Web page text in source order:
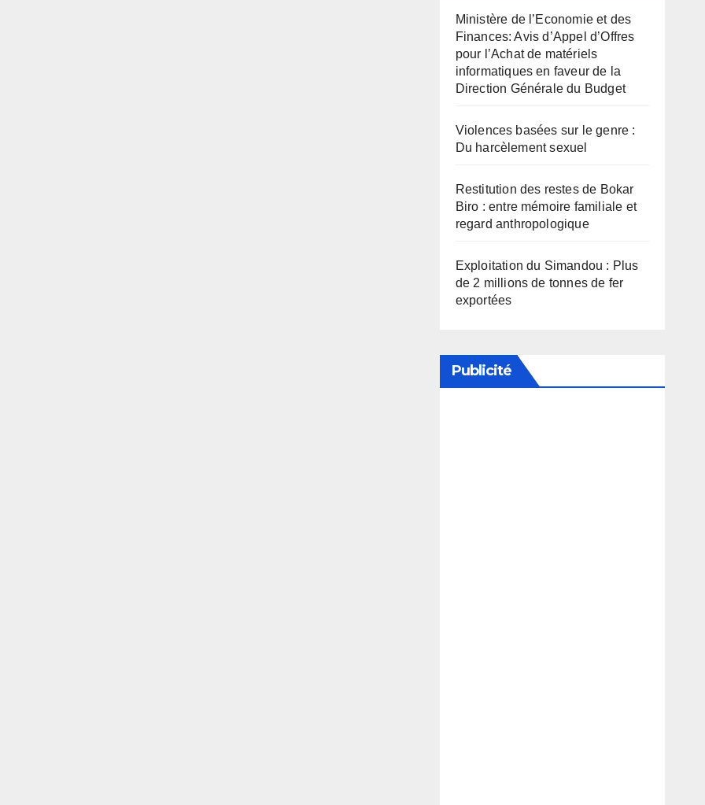
Ministère de l’Economie et des
Finances: Avis d’Appel d’Offres
pour l’Achat de matériels
informatiques en faveur de la
Direction Générale du Budget
Violences basées sur le genre :
Du harcèlement sexuel
Restitution des restes de Bokar
Biro : entre mémoire familiale et
regard anthropologique
Exploitation du Simandou : Plus
de 2 millions de tonnes de fer
exportées
Publicité